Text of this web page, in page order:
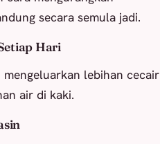
secara semula jadi.
Hari
lebihan cecair
air di kaki.